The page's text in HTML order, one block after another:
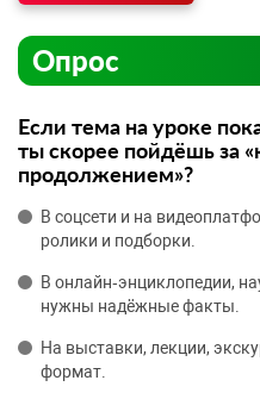
Опрос
Если тема на уроке
ты скорее пойдёшь за
продолжением»?
В соцсети и на
ролики и подборки.
В онлайн‑энциклопедии,
нужны надёжные факты.
На выставки, лекции,
формат.